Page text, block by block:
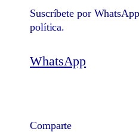
Suscríbete por
política.
WhatsApp
Comparte